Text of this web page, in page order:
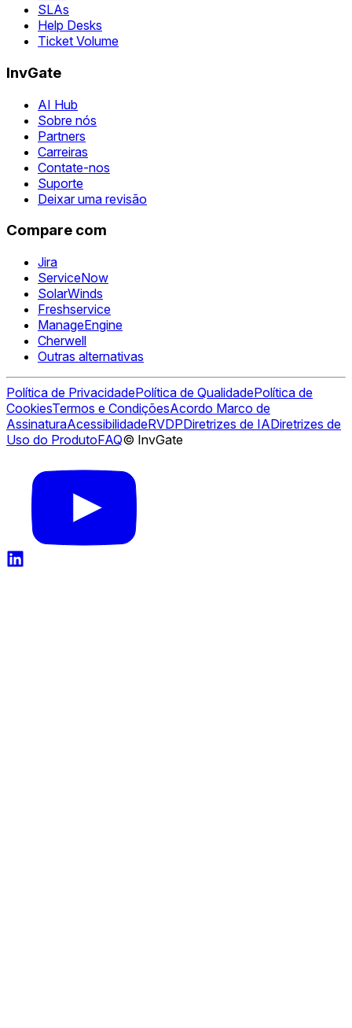
SLAs
Help Desks
Ticket Volume
InvGate
AI Hub
Sobre nós
Partners
Carreiras
Contate-nos
Suporte
Deixar uma revisão
Compare com
Jira
ServiceNow
SolarWinds
Freshservice
ManageEngine
Cherwell
Outras alternativas
Política de PrivacidadePolítica de QualidadePolítica de
CookiesTermos e CondiçõesAcordo Marco de
AssinaturaAcessibilidadeRVDPDiretrizes de IADiretrizes de
Uso do ProdutoFAQ© InvGate